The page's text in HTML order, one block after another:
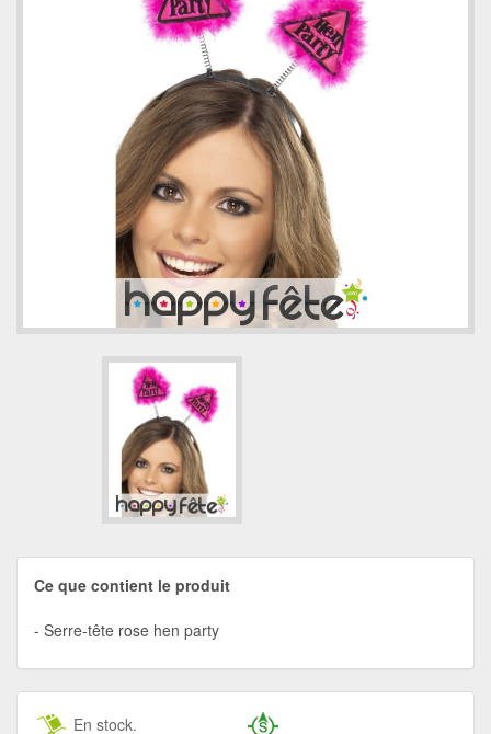
Ce que contient le produit
Serre-tête rose hen party
En stock.